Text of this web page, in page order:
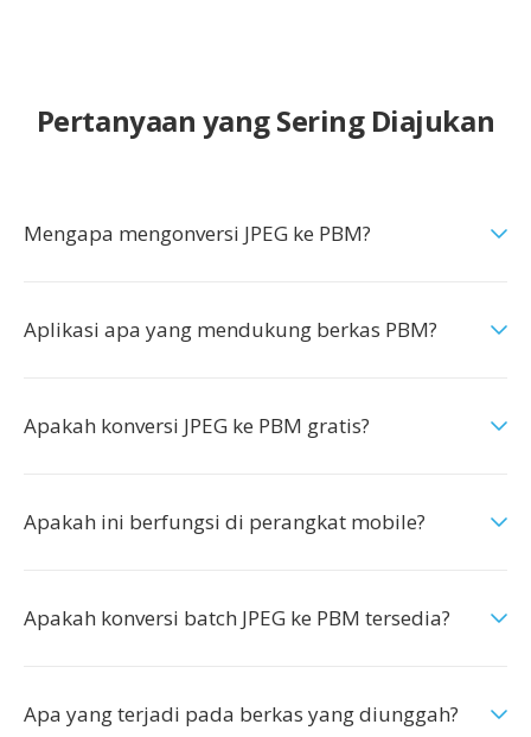
Pertanyaan yang Sering Diajukan
Mengapa mengonversi JPEG ke PBM?
Aplikasi apa yang mendukung berkas PBM?
Apakah konversi JPEG ke PBM gratis?
Apakah ini berfungsi di perangkat mobile?
Apakah konversi batch JPEG ke PBM tersedia?
Apa yang terjadi pada berkas yang diunggah?